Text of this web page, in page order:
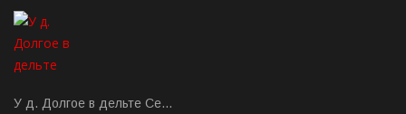
У д. Долгое в дельте Се…